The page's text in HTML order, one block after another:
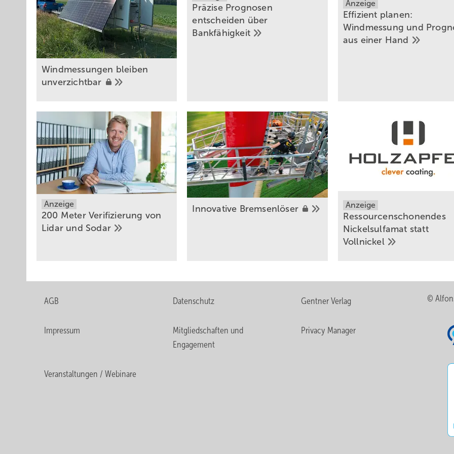
Windmessungen bleiben
unverzichtbar
Präzise Prognosen
entscheiden über
Bankfähigkeit
Anzeige
Effizient planen:
Windmessung und
aus einer Hand
Anzeige
200 Meter Verifizierung von
Lidar und Sodar
Innovative Bremsenlöser Anzeige
Ressourcenschonendes
Nickelsulfamat statt
Vollnickel
AGB Datenschutz Gentner Verlag
Impressum
Mitgliedschaften und
Engagement
Privacy Manager
Veranstaltungen / Webinare
©